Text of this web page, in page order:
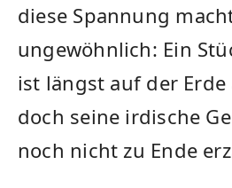
diese Spannung
ungewöhnlich: Ein
ist längst auf der
doch seine irdische
noch nicht zu Ende